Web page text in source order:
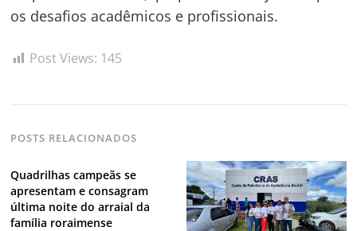
os desafios acadêmicos e profissionais.
Post Views: 145
POSTS RELACIONADOS
Quadrilhas campeãs se
apresentam e consagram
última noite do arraial da
família roraimense